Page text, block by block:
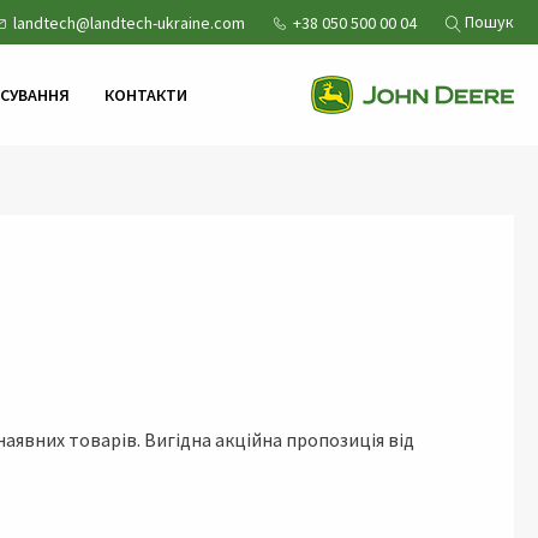
landtech@landtech-ukraine.com +38 050 500 00 04 Пошук
КОНТАКТИ
товарів. Вигідна акційна пропозиція від